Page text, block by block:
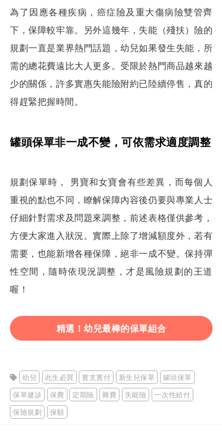
為了因應各種疾病，癌症險及重大傷病險雙管齊
下，保障較牢靠。另外這幾年，失能（殘扶）險的
規劃一直是業界熱門話題，幼兒如果發生失能，所
需的總花費遠比大人更多。受限於熱門商品越來越
少的關係，許多實惠失能險附約已陸續停售，真的
得趕緊把握時間。
罐頭保單非一成不變，可依需求適度調整
規劃保單時， 男寶和女寶會有些差異，而每個人
重視的點也不同，瞭解保障內容後仍要與專業人士
仔細針對需求及問題來調整，前述表格僅供參考，
方便大家進入狀況。實際上除了增減額度外，若有
需要，也能新增各種保障，絕非一成不變。保持彈
性空間，隨時依現況調整，才是風險規劃的王道
喔！
精選！幼兒最棒的保單組合
幼兒 此生必買 實支實付 新生兒保單
罐頭保單
保單健診
保費 定期險 雜費 失能險
一次性給付
保險規劃
保額